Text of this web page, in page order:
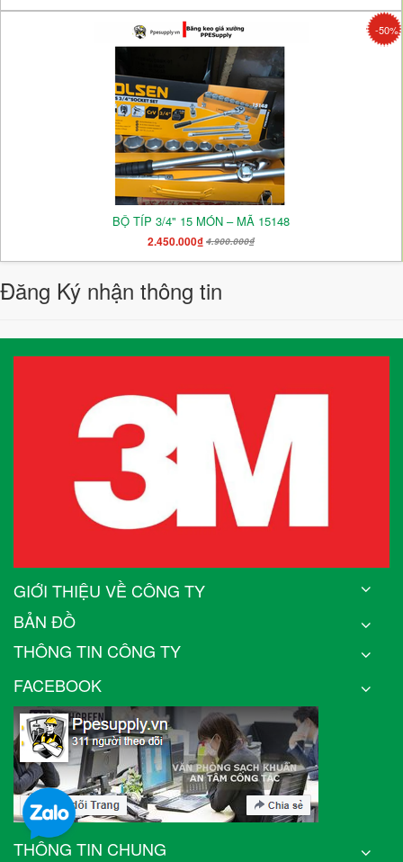
-50%
BỘ TÍP 3/4" 15 MÓN – MÃ 15148
2.450.000₫ 4.900.000₫
Đăng Ký nhận thông tin
GIỚI THIỆU VỀ CÔNG TY
BẢN ĐỒ
THÔNG TIN CÔNG TY
FACEBOOK
THÔNG TIN CHUNG